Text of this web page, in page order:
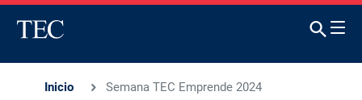
Inicio Semana TEC Emprende 2024